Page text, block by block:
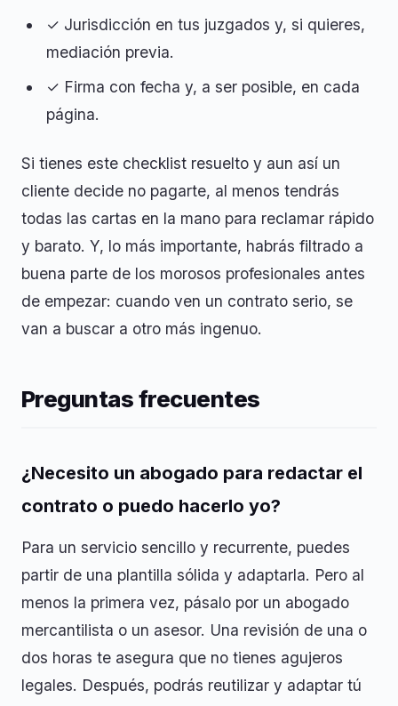
✓ Jurisdicción en tus juzgados y, si quieres,
mediación previa.
✓ Firma con fecha y, a ser posible, en cada
página.
Si tienes este checklist resuelto y aun así un
cliente decide no pagarte, al menos tendrás
todas las cartas en la mano para reclamar rápido
y barato. Y, lo más importante, habrás filtrado a
buena parte de los morosos profesionales antes
de empezar: cuando ven un contrato serio, se
van a buscar a otro más ingenuo.
Preguntas frecuentes
¿Necesito un abogado para redactar el
contrato o puedo hacerlo yo?
Para un servicio sencillo y recurrente, puedes
partir de una plantilla sólida y adaptarla. Pero al
menos la primera vez, pásalo por un abogado
mercantilista o un asesor. Una revisión de una o
dos horas te asegura que no tienes agujeros
legales. Después, podrás reutilizar y adaptar tú